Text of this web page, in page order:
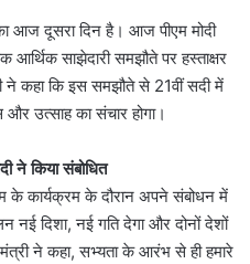
आज दूसरा दिन है। आज पीएम मोदी
साझेदारी समझौते पर हस्ताक्षर
ने कहा कि इस समझौते से 21वीं सदी में
और उत्साह का संचार होगा।
ने किया संबोधित
के कार्यक्रम के दौरान अपने संबोधन में
नई दिशा, नई गति देगा और दोनों देशों
ने कहा, सभ्यता के आरंभ से ही हमारे